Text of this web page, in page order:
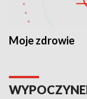
Moje zdrowie